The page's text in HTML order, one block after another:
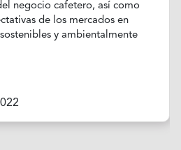
negocio cafetero, así como
de los mercados en
y ambientalmente